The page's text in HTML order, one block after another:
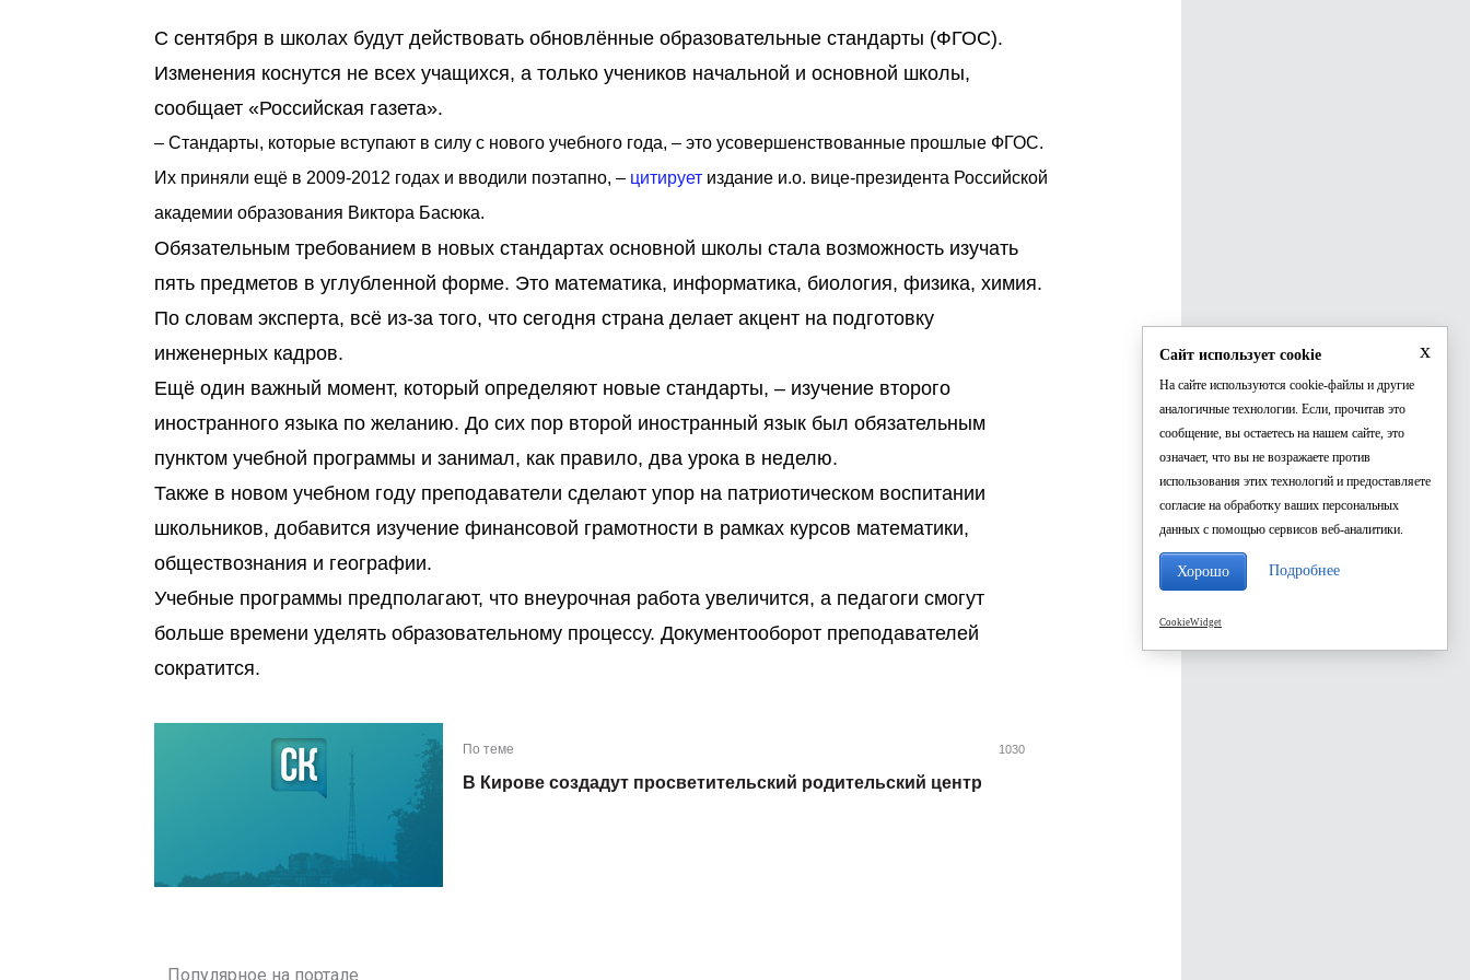
С сентября в школах будут действовать обновлённые образовательные стандарты (ФГОС).
Изменения коснутся не всех учащихся, а только учеников начальной и основной школы,
сообщает «Российская газета».
– Стандарты, которые вступают в силу с нового учебного года, – это усовершенствованные прошлые ФГОС.
Их приняли ещё в 2009-2012 годах и вводили поэтапно, – цитирует издание и.о. вице-президента Российской
академии образования Виктора Басюка.
Обязательным требованием в новых стандартах основной школы стала возможность изучать
пять предметов в углубленной форме. Это математика, информатика, биология, физика, химия.
По словам эксперта, всё из-за того, что сегодня страна делает акцент на подготовку
инженерных кадров.
Ещё один важный момент, который определяют новые стандарты, – изучение второго
иностранного языка по желанию. До сих пор второй иностранный язык был обязательным
пунктом учебной программы и занимал, как правило, два урока в неделю.
Также в новом учебном году преподаватели сделают упор на патриотическом воспитании
школьников, добавится изучение финансовой грамотности в рамках курсов математики,
обществознания и географии.
Учебные программы предполагают, что внеурочная работа увеличится, а педагоги смогут
больше времени уделять образовательному процессу. Документооборот преподавателей
сократится.
По теме 1030
В Кирове создадут просветительский родительский центр
Популярное на портале
x
Сайт использует cookie
На сайте используются cookie-файлы и другие
аналогичные технологии. Если, прочитав это
сообщение, вы остаетесь на нашем сайте, это
означает, что вы не возражаете против
использования этих технологий и предоставляете
согласие на обработку ваших персональных
данных с помощью сервисов веб-аналитики.
Хорошо Подробнее
CookieWidget